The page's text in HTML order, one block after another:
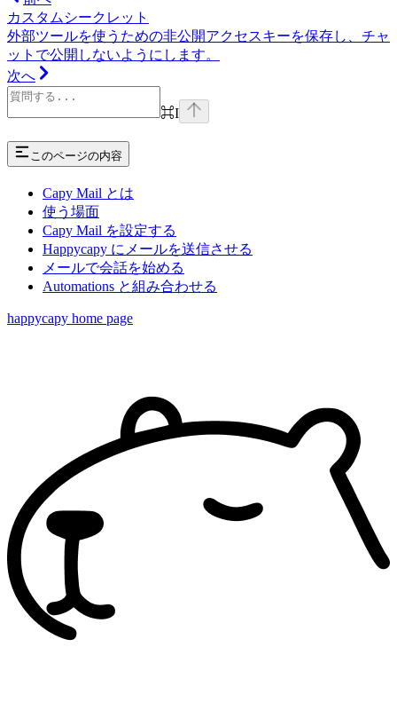
カスタムシークレット
外部ツールを使うための非公開アクセスキーを保存し、チャ
ットで公開しないようにします。
次へ
⌘I
このページの内容
Capy Mail とは
使う場面
Capy Mail を設定する
Happycapy にメールを送信させる
メールで会話を始める
Automations と組み合わせる
happycapy home page